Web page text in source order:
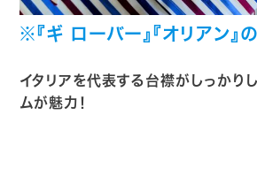
※『ギ ローバー』『オリアン』
イタリアを代表する台襟がしっかり
ムが魅力！